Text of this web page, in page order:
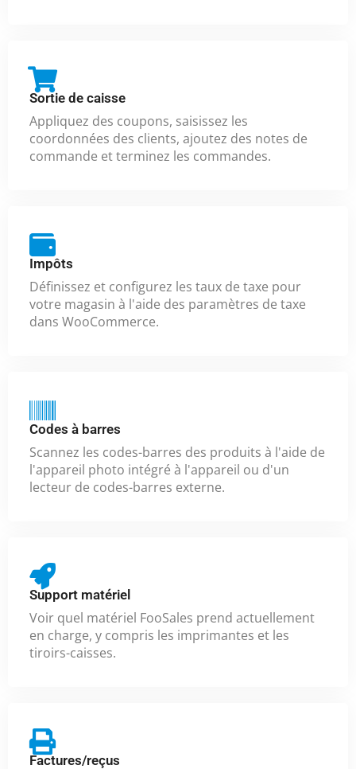
Sortie de caisse
Appliquez des coupons, saisissez les
coordonnées des clients, ajoutez des notes de
commande et terminez les commandes.
Impôts
Définissez et configurez les taux de taxe pour
votre magasin à l'aide des paramètres de taxe
dans WooCommerce.
Codes à barres
Scannez les codes-barres des produits à l'aide de
l'appareil photo intégré à l'appareil ou d'un
lecteur de codes-barres externe.
Support matériel
Voir quel matériel FooSales prend actuellement
en charge, y compris les imprimantes et les
tiroirs-caisses.
Factures/reçus